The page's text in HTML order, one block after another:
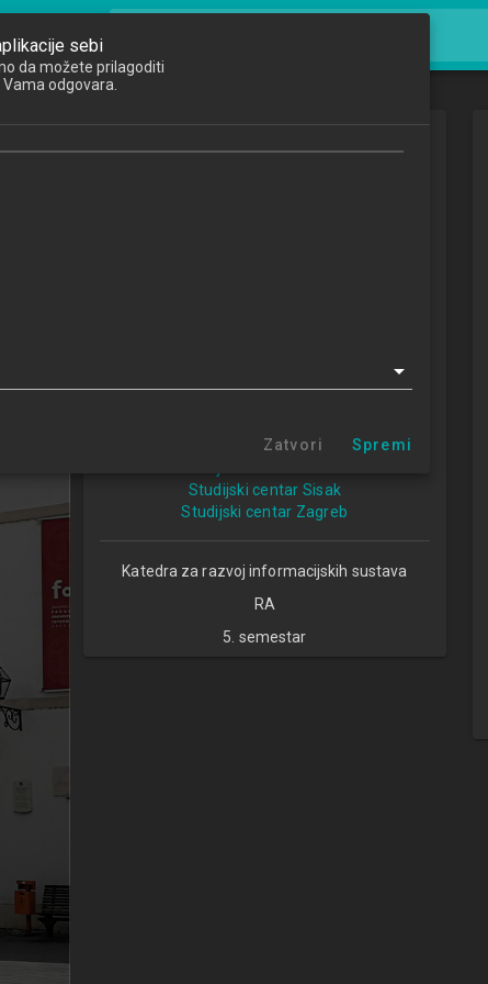
Testiranje i kontinuirana
Informacijske tehnologije i digitalizacija
Studijski centar Varaždin
Studijski centar Sisak
Studijski centar Zagreb
Katedra za razvoj informacijskih sustava
RA
5. semestar
sebi
da možete prilagoditi
odgovara.
Zatvori Spremi